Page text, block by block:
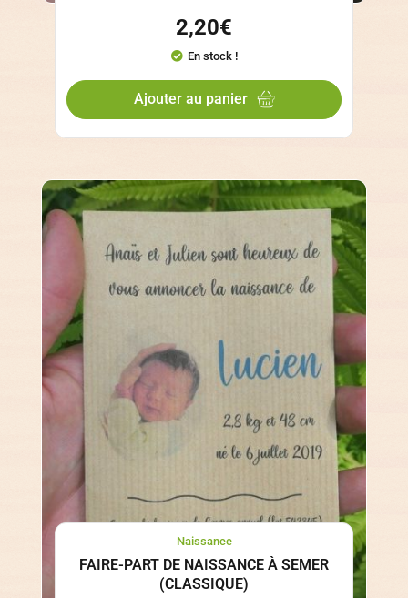
2,20€
En stock !
Ajouter au panier
Naissance
FAIRE-PART DE NAISSANCE À SEMER
(CLASSIQUE)